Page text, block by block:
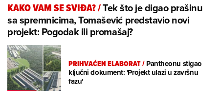
KAKO VAM SE SVIĐA?/Tek što je digao prašinu
sa spremnicima, Tomašević predstavio novi
projekt: Pogodak ili promašaj?
PRIHVAĆEN ELABORAT/Pantheonu stigao
ključni dokument: 'Projekt ulazi u završnu
fazu'